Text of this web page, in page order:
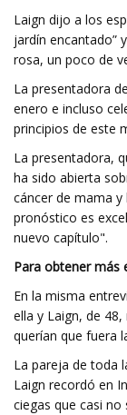
Laign dijo a los
jardín encantado”
rosa, un poco de
La presentadora
enero e incluso
principios de este
La presentadora,
ha sido abierta
cáncer de mama
pronóstico es
nuevo capítulo".
Para obtener más
En la misma
ella y Laign, de
querían que fuera
La pareja de toda
Laign recordó en
ciegas que casi no